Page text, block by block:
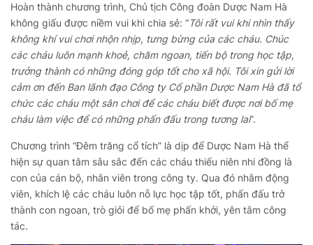
Hoàn thành chương trình, Chủ tịch Công đoàn Dược Nam Hà
không giấu được niềm vui khi chia sẻ: “Tôi rất vui khi nhìn thấy
không khí vui chơi nhộn nhịp, tưng bừng của các cháu. Chúc
các cháu luôn mạnh khoẻ, chăm ngoan, tiến bộ trong học tập,
trưởng thành có những đóng góp tốt cho xã hội. Tôi xin gửi lời
cảm ơn đến Ban lãnh đạo Công ty Cổ phần Dược Nam Hà đã tổ
chức các cháu một sân chơi để các cháu biết được nơi bố mẹ
cháu làm việc để có những phấn đấu trong tương lai”.
Chương trình “Đêm trăng cổ tích” là dịp để Dược Nam Hà thể
hiện sự quan tâm sâu sắc đến các cháu thiếu niên nhi đồng là
con của cán bộ, nhân viên trong công ty. Qua đó nhằm động
viên, khích lệ các cháu luôn nỗ lực học tập tốt, phấn đấu trở
thành con ngoan, trò giỏi để bố mẹ phấn khởi, yên tâm công
tác.